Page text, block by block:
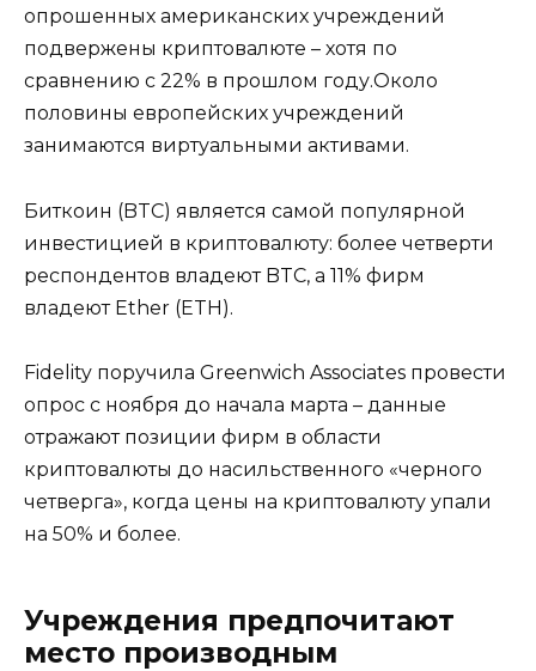
опрошенных американских учреждений
подвержены криптовалюте – хотя по
сравнению с 22% в прошлом году.Около
половины европейских учреждений
занимаются виртуальными активами.
Биткоин (BTC) является самой популярной
инвестицией в криптовалюту: более четверти
респондентов владеют BTC, а 11% фирм
владеют Ether (ETH).
Fidelity поручила Greenwich Associates провести
опрос с ноября до начала марта – данные
отражают позиции фирм в области
криптовалюты до насильственного «черного
четверга», когда цены на криптовалюту упали
на 50% и более.
Учреждения предпочитают
место производным